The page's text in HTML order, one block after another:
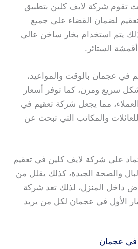
تقوم شركة لايف كلين بتطبيق
لضمان القضاء على جميع
كذلك يتم استخدام بخار ساخن عالي
الستائر.
في عجمان بالوقت والمواعيد،
سريع ومرن، كما توفر أسعار
مما يجعل شركة تعقيم في
والمكاتب التي تبحث عن
على شركة لايف كلين في تعقيم
والصحة الجيدة، كذلك يقلل من
داخل المنزل، لذلك تعد شركة
الأول في عجمان لكل من يريد
في عجمان